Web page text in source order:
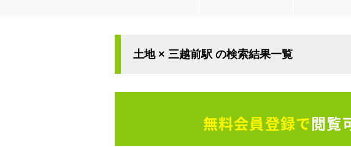
土地 × 三越前駅 の検索結果一覧
無料会員登録で閲覧